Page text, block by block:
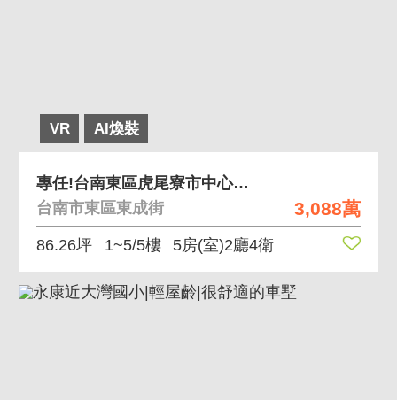
VR AI煥裝
3,088萬
專任!台南東區虎尾寮市中心社區型別墅/車庫/地大
台南市東區東成街
86.26坪 1~5/5樓 5房(室)2廳4衛